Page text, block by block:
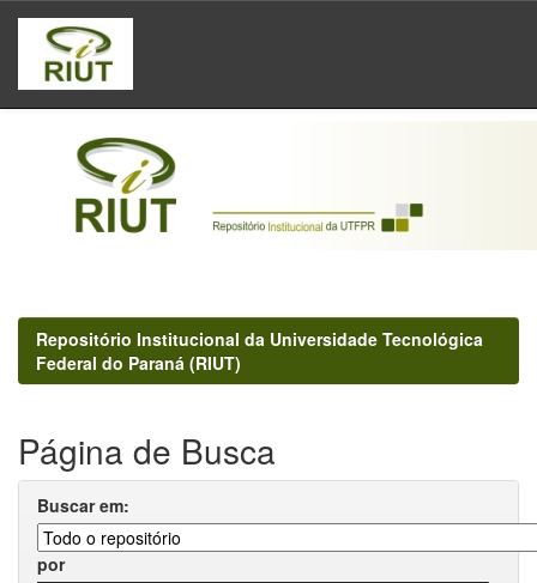
Skip
navigation
Repositório Institucional da Universidade Tecnológica
Federal do Paraná (RIUT)
Página de Busca
Buscar em:
por